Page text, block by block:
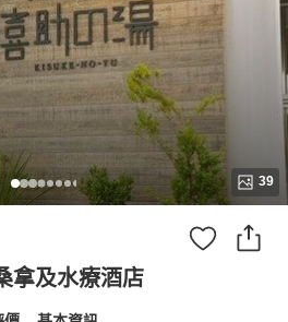
39
拿及水療酒店